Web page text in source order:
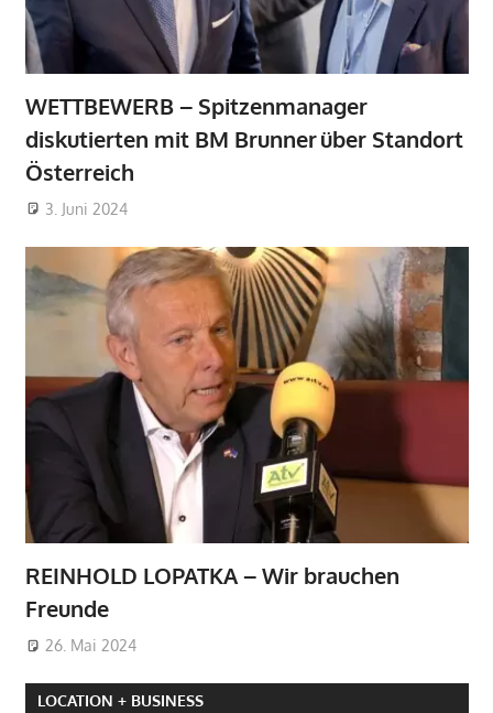
WETTBEWERB – Spitzenmanager
diskutierten mit BM Brunner über Standort
Österreich
3. Juni 2024
REINHOLD LOPATKA – Wir brauchen
Freunde
26. Mai 2024
LOCATION + BUSINESS